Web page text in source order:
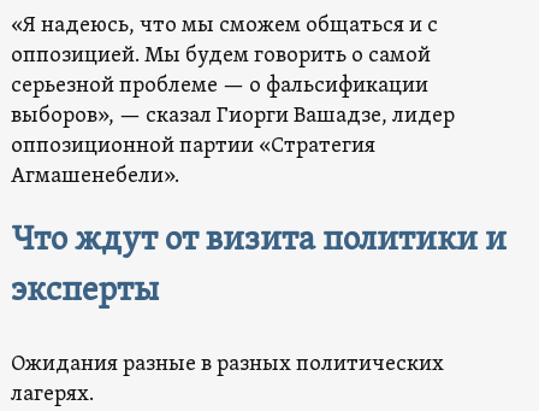
«Я надеюсь, что мы сможем общаться и с
оппозицией. Мы будем говорить о самой
серьезной проблеме — о фальсификации
выборов», — сказал Гиорги Вашадзе, лидер
оппозиционной партии «Стратегия
Агмашенебели».
Что ждут от визита политики и
эксперты
Ожидания разные в разных политических
лагерях.